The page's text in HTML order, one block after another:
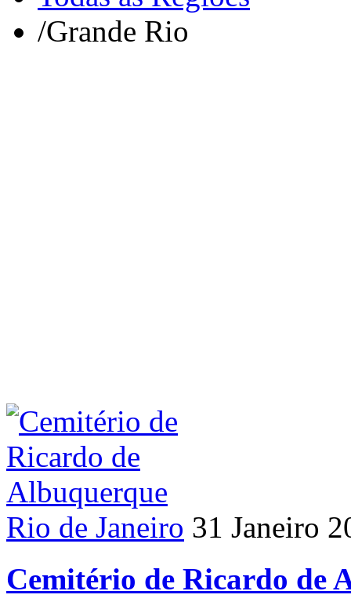
/Grande Rio
Rio de Janeiro 31 Janeiro
Cemitério de Ricardo de